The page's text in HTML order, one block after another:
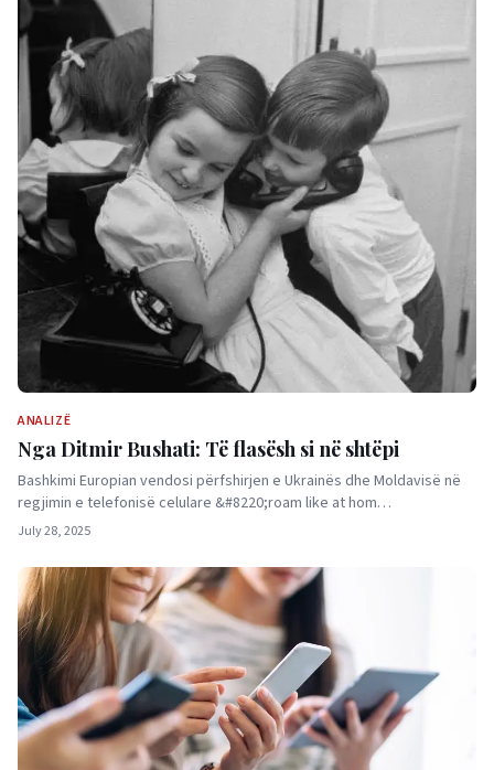
ANALIZË
Nga Ditmir Bushati: Të flasësh si në shtëpi
Bashkimi Europian vendosi përfshirjen e Ukrainës dhe Moldavisë në
regjimin e telefonisë celulare &#8220;roam like at hom…
July 28, 2025